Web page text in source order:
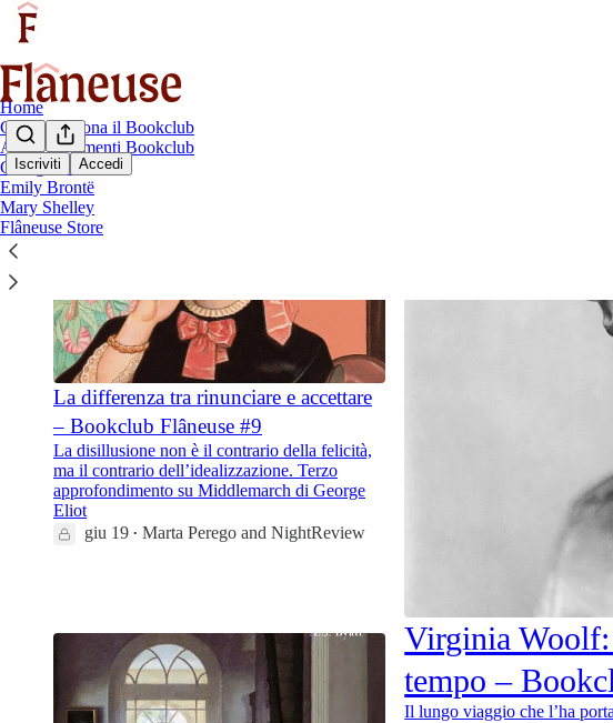
Iscriviti Accedi
Home
Come funziona il Bookclub
Approfondimenti Bookclub
George Eliot
Emily Brontë
Mary Shelley
Flâneuse Store
Virginia Woolf:
tempo –
Il lungo viaggio che l’ha
La differenza tra rinunciare e accettare
– Bookclub Flâneuse #9
La disillusione non è il contrario della felicità,
ma il contrario dell’idealizzazione. Terzo
approfondimento su Middlemarch di George
Eliot
giu 19 • Marta Perego and NightReview